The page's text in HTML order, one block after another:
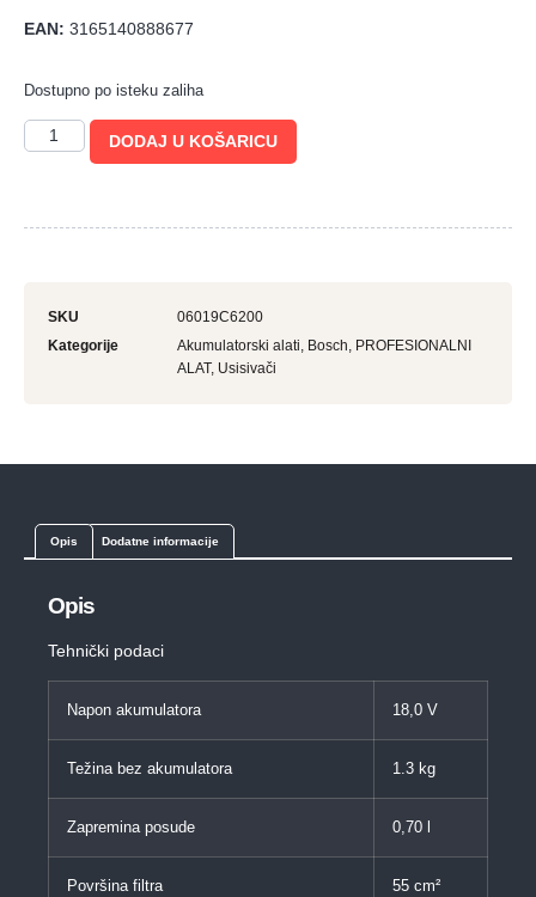
EAN: 3165140888677
Dostupno po isteku zaliha
DODAJ U KOŠARICU
SKU
06019C6200
Kategorije
Akumulatorski alati, Bosch, PROFESIONALNI
ALAT, Usisivači
Opis Dodatne informacije
Opis
Tehnički podaci
Napon akumulatora 18,0 V
Težina bez akumulatora 1.3 kg
Zapremina posude 0,70 l
Površina filtra 55 cm²